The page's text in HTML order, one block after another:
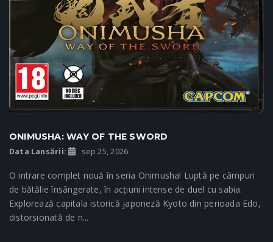
ONIMUSHA: WAY OF THE SWORD
Data Lansării: sep 25, 2026
O intrare complet nouă în seria Onimusha! Luptă pe câmpuri
de bătălie însângerate, în acțiuni intense de duel cu sabia.
Explorează capitala istorică japoneză Kyoto din perioada Edo,
distorsionată de n...